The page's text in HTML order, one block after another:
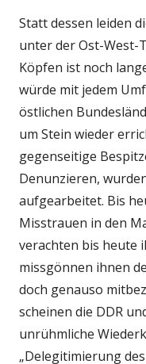
Statt dessen leiden
unter der Ost-West-
Köpfen ist noch
würde mit jedem
östlichen
um Stein wieder
gegenseitige
Denunzieren,
aufgearbeitet. Bis
Misstrauen in den
verachten bis heute
missgönnen ihnen
doch genauso
scheinen die DDR
unrühmliche
„Delegitimierung